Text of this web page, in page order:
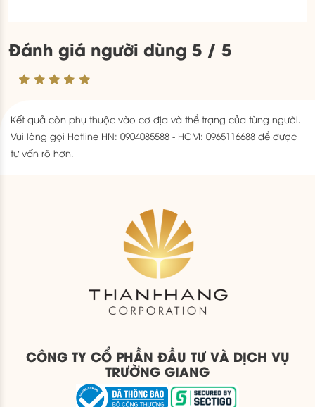
Đánh giá người dùng 5 / 5
Kết quả còn phụ thuộc vào cơ địa và thể trạng của từng người.
Vui lòng gọi Hotline HN: 0904085588 - HCM: 0965116688 để được
tư vấn rõ hơn.
CÔNG TY CỔ PHẦN ĐẦU TƯ VÀ DỊCH VỤ
TRƯỜNG GIANG